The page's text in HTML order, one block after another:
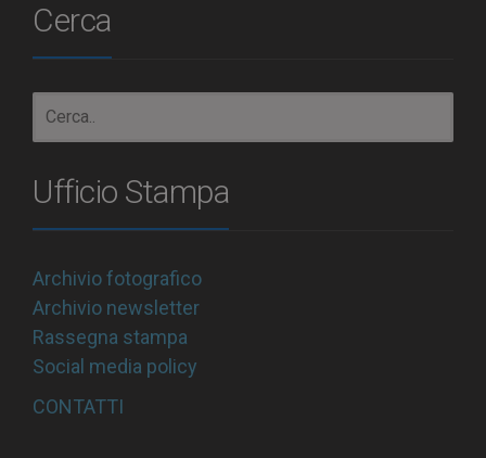
Cerca
Ufficio Stampa
Archivio fotografico
Archivio newsletter
Rassegna stampa
Social media policy
CONTATTI